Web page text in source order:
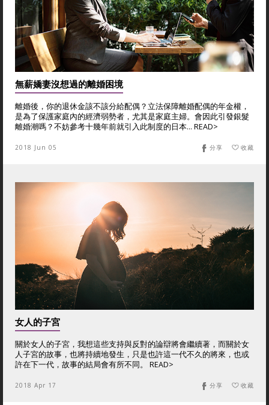
無薪嬌妻沒想過的離婚困境
離婚後，你的退休金該不該分給配偶？立法保障離婚配偶的年金權，
是為了保護家庭內的經濟弱勢者，尤其是家庭主婦。會因此引發銀髮
離婚潮嗎？不妨參考十幾年前就引入此制度的日本... READ>
2018 Jun 05 收藏
分享
女人的子宮
關於女人的子宮，我想這些支持與反對的論辯將會繼續著，而關於女
人子宮的故事，也將持續地發生，只是也許這一代不久的將來，也或
許在下一代，故事的結局會有所不同。 READ>
2018 Apr 17 收藏
分享